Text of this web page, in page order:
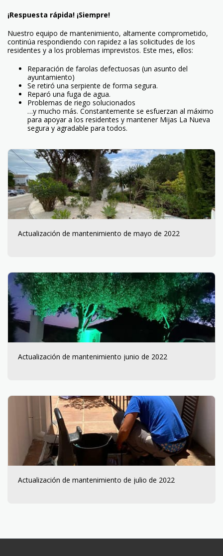
¡Respuesta rápida! ¡Siempre!
Nuestro equipo de mantenimiento, altamente comprometido,
continúa respondiendo con rapidez a las solicitudes de los
residentes y a los problemas imprevistos. Este mes, ellos:
Reparación de farolas defectuosas (un asunto del
ayuntamiento)
Se retiró una serpiente de forma segura.
Reparó una fuga de agua.
Problemas de riego solucionados
…y mucho más. Constantemente se esfuerzan al máximo
para apoyar a los residentes y mantener Mijas La Nueva
segura y agradable para todos.
Actualización de mantenimiento de mayo de 2022
Actualización de mantenimiento junio de 2022
Actualización de mantenimiento de julio de 2022